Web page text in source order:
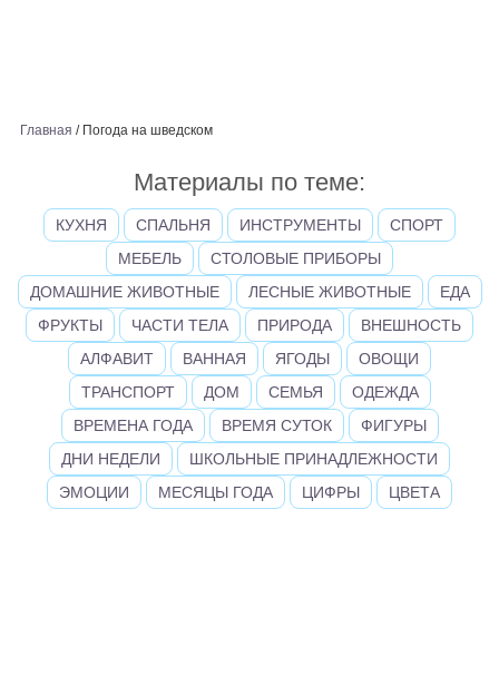
Главная / Погода на шведском
Материалы по теме:
КУХНЯ СПАЛЬНЯ ИНСТРУМЕНТЫ
СПОРТ
МЕБЕЛЬ
СТОЛОВЫЕ ПРИБОРЫ
ДОМАШНИЕ ЖИВОТНЫЕ
ЛЕСНЫЕ ЖИВОТНЫЕ
ЕДА
ФРУКТЫ
ЧАСТИ ТЕЛА ПРИРОДА
ВНЕШНОСТЬ
АЛФАВИТ
ВАННАЯ ЯГОДЫ
ОВОЩИ
ТРАНСПОРТ
ДОМ СЕМЬЯ
ОДЕЖДА
ВРЕМЕНА ГОДА
ВРЕМЯ СУТОК
ФИГУРЫ
ДНИ НЕДЕЛИ
ШКОЛЬНЫЕ ПРИНАДЛЕЖНОСТИ
ЭМОЦИИ
МЕСЯЦЫ ГОДА ЦИФРЫ ЦВЕТА